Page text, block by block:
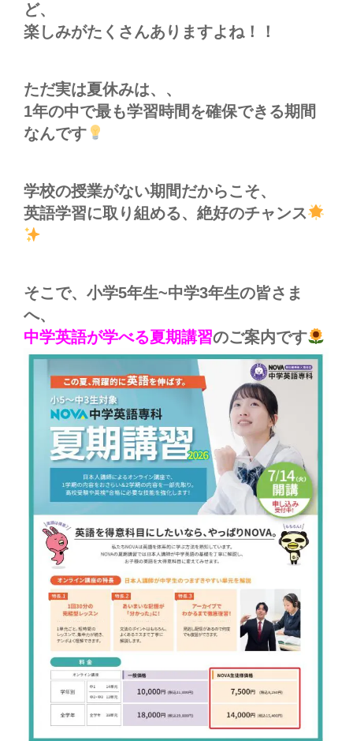
ど、
楽しみがたくさんありますよね！！
ただ実は夏休みは、、
1年の中で最も学習時間を確保できる期間
なんです
学校の授業がない期間だからこそ、
英語学習に取り組める、絶好のチャンス
そこで、小学5年生~中学3年生の皆さま
へ、
中学英語が学べる夏期講習のご案内です